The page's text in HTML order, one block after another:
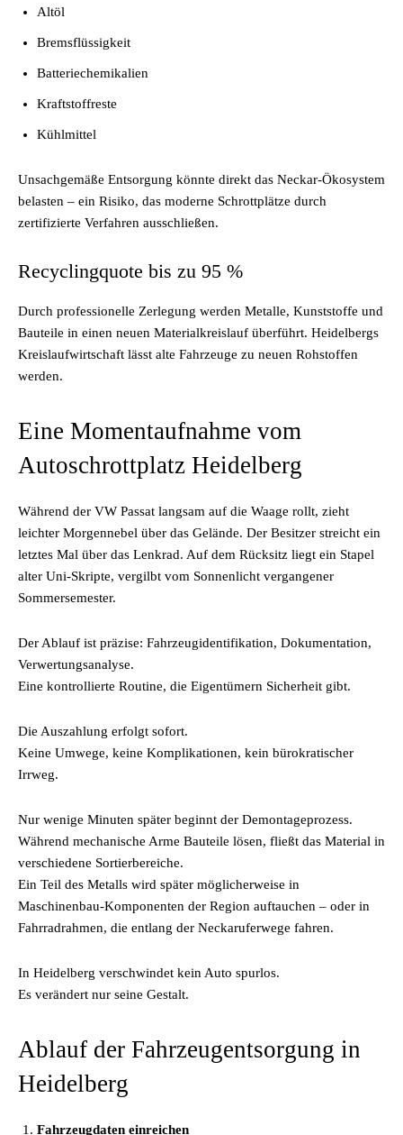
Altöl
Bremsflüssigkeit
Batteriechemikalien
Kraftstoffreste
Kühlmittel
Unsachgemäße Entsorgung könnte direkt das Neckar-Ökosystem
belasten – ein Risiko, das moderne Schrottplätze durch
zertifizierte Verfahren ausschließen.
Recyclingquote bis zu 95 %
Durch professionelle Zerlegung werden Metalle, Kunststoffe und
Bauteile in einen neuen Materialkreislauf überführt. Heidelbergs
Kreislaufwirtschaft lässt alte Fahrzeuge zu neuen Rohstoffen
werden.
Eine Momentaufnahme vom
Autoschrottplatz Heidelberg
Während der VW Passat langsam auf die Waage rollt, zieht
leichter Morgennebel über das Gelände. Der Besitzer streicht ein
letztes Mal über das Lenkrad. Auf dem Rücksitz liegt ein Stapel
alter Uni-Skripte, vergilbt vom Sonnenlicht vergangener
Sommersemester.
Der Ablauf ist präzise: Fahrzeugidentifikation, Dokumentation,
Verwertungsanalyse.
Eine kontrollierte Routine, die Eigentümern Sicherheit gibt.
Die Auszahlung erfolgt sofort.
Keine Umwege, keine Komplikationen, kein bürokratischer
Irrweg.
Nur wenige Minuten später beginnt der Demontageprozess.
Während mechanische Arme Bauteile lösen, fließt das Material in
verschiedene Sortierbereiche.
Ein Teil des Metalls wird später möglicherweise in
Maschinenbau-Komponenten der Region auftauchen – oder in
Fahrradrahmen, die entlang der Neckaruferwege fahren.
In Heidelberg verschwindet kein Auto spurlos.
Es verändert nur seine Gestalt.
Ablauf der Fahrzeugentsorgung in
Heidelberg
Fahrzeugdaten einreichen